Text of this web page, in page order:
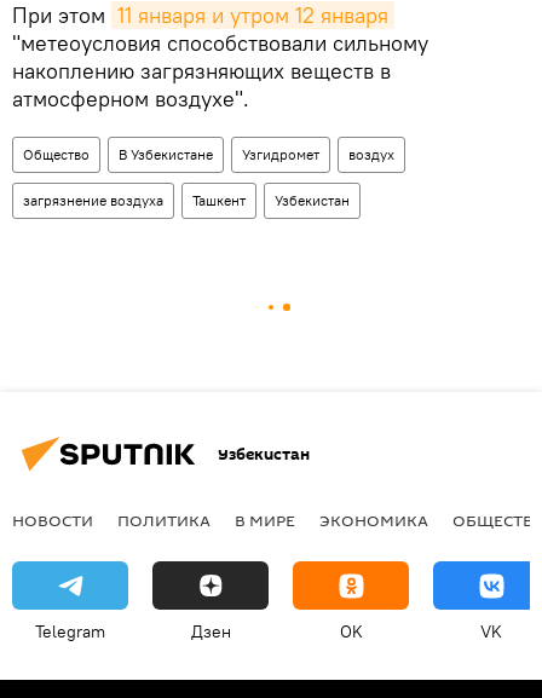
При этом 11 января и утром 12 января
"метеоусловия способствовали сильному
накоплению загрязняющих веществ в
атмосферном воздухе".
Общество В Узбекистане Узгидромет воздух
загрязнение воздуха Ташкент Узбекистан
Узбекистан
НОВОСТИ ПОЛИТИКА В МИРЕ ЭКОНОМИКА
Telegram Дзен OK VK